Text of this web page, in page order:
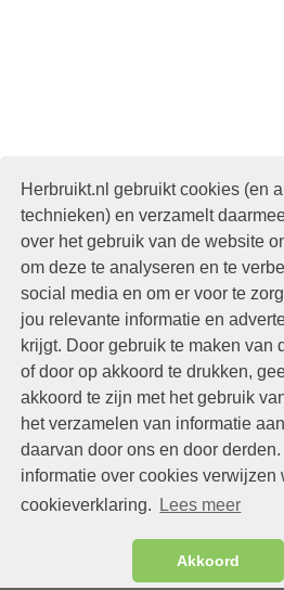
Herbruikt.nl gebruikt cookies (en
technieken) en verzamelt
over het gebruik van de website
om deze te analyseren en te
social media en om er voor te
jou relevante informatie en
krijgt. Door gebruik te maken van
of door op akkoord te drukken,
akkoord te zijn met het gebruik
het verzamelen van informatie
daarvan door ons en door
informatie over cookies verwijzen
cookieverklaring.
Lees meer
Akkoord